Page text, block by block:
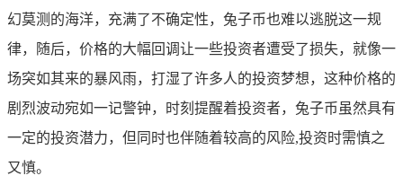
幻莫测的海洋，充满了不确定性，兔子币也难以逃脱这一规
律，随后，价格的大幅回调让一些投资者遭受了损失，就像一
场突如其来的暴风雨，打湿了许多人的投资梦想，这种价格的
剧烈波动宛如一记警钟，时刻提醒着投资者，兔子币虽然具有
一定的投资潜力，但同时也伴随着较高的风险,投资时需慎之
又慎。